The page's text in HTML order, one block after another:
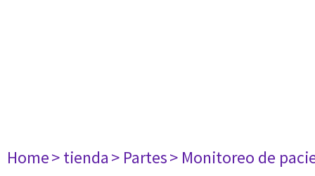
Home> tienda> Partes> Monitoreo de